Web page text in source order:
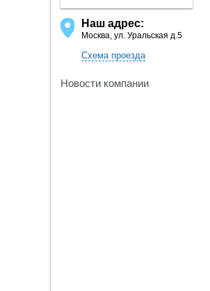
Наш адрес:
Москва, ул. Уральская д.5
Схема проезда
Новости компании